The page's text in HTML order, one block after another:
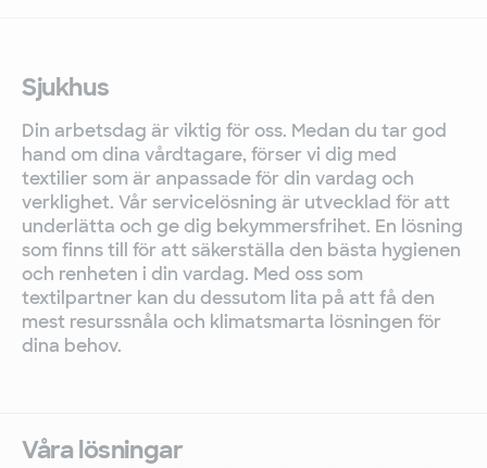
Sjukhus
Din arbetsdag är viktig för oss. Medan du tar god
hand om dina vårdtagare, förser vi dig med
textilier som är anpassade för din vardag och
verklighet. Vår servicelösning är utvecklad för att
underlätta och ge dig bekymmersfrihet. En lösning
som finns till för att säkerställa den bästa hygienen
och renheten i din vardag. Med oss som
textilpartner kan du dessutom lita på att få den
mest resurssnåla och klimatsmarta lösningen för
dina behov.
Våra lösningar